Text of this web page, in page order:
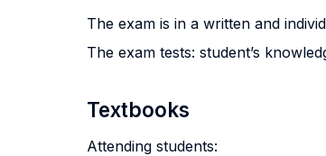
The exam is in a written and
The exam tests: student’s
Textbooks
Attending students: